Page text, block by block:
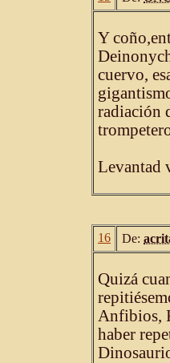
Y
cuervo,
radiación
Levantad
16 De:
Quizá
Anfibios,
haber